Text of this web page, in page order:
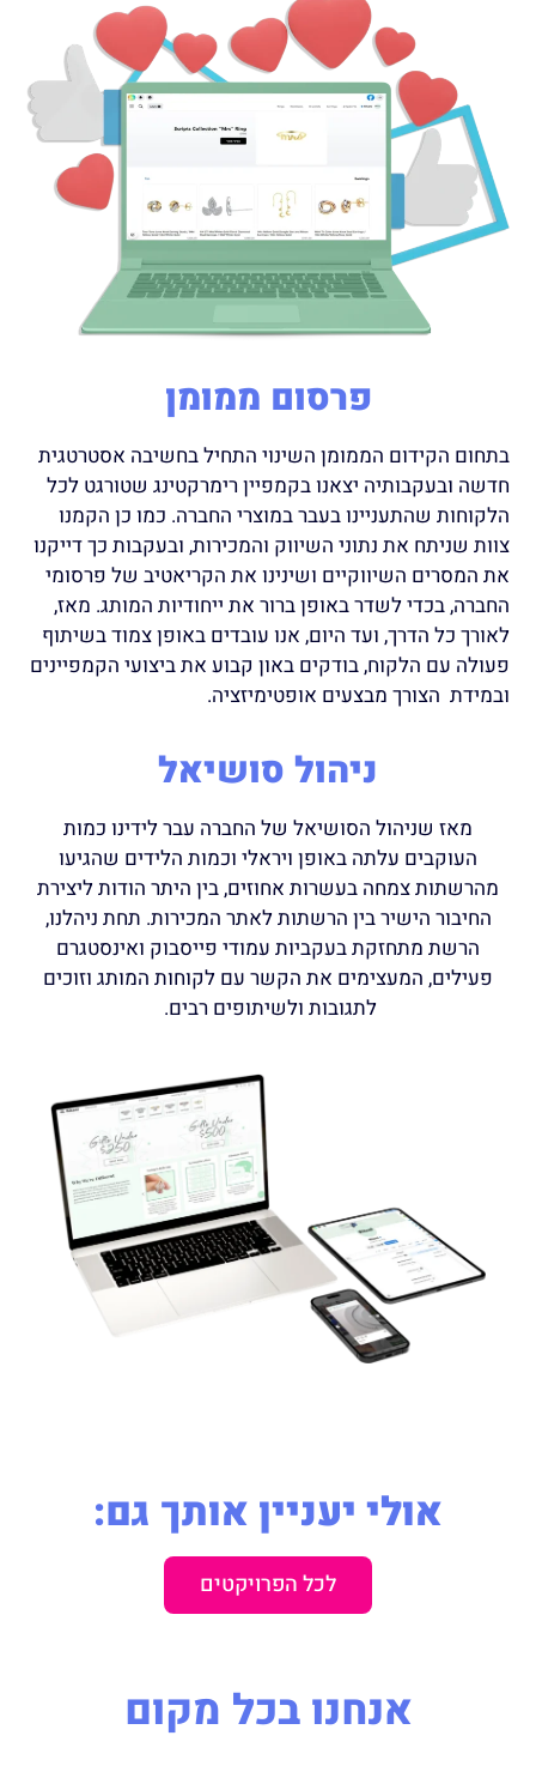
פרסום ממומן
בתחום הקידום הממומן השינוי התחיל בחשיבה אסטרטגית
חדשה ובעקבותיה יצאנו בקמפיין רימרקטינג שטורגט לכל
הלקוחות שהתעניינו בעבר במוצרי החברה. כמו כן הקמנו
צוות שניתח את נתוני השיווק והמכירות, ובעקבות כך דייקנו
את המסרים השיווקיים ושינינו את הקריאטיב של פרסומי
החברה, בכדי לשדר באופן ברור את ייחודיות המותג. מאז,
לאורך כל הדרך, ועד היום, אנו עובדים באופן צמוד בשיתוף
פעולה עם הלקוח, בודקים באון קבוע את ביצועי הקמפיינים
ובמידת הצורך מבצעים אופטימיזציה.
ניהול סושיאל
מאז שניהול הסושיאל של החברה עבר לידינו כמות
העוקבים עלתה באופן ויראלי וכמות הלידים שהגיעו
מהרשתות צמחה בעשרות אחוזים, בין היתר הודות ליצירת
החיבור הישיר בין הרשתות לאתר המכירות. תחת ניהלנו,
הרשת מתחזקת בעקביות עמודי פייסבוק ואינסטגרם
פעילים, המעצימים את הקשר עם לקוחות המותג וזוכים
לתגובות ולשיתופים רבים.
אולי יעניין אותך גם:
לכל הפרויקטים
אנחנו בכל מקום